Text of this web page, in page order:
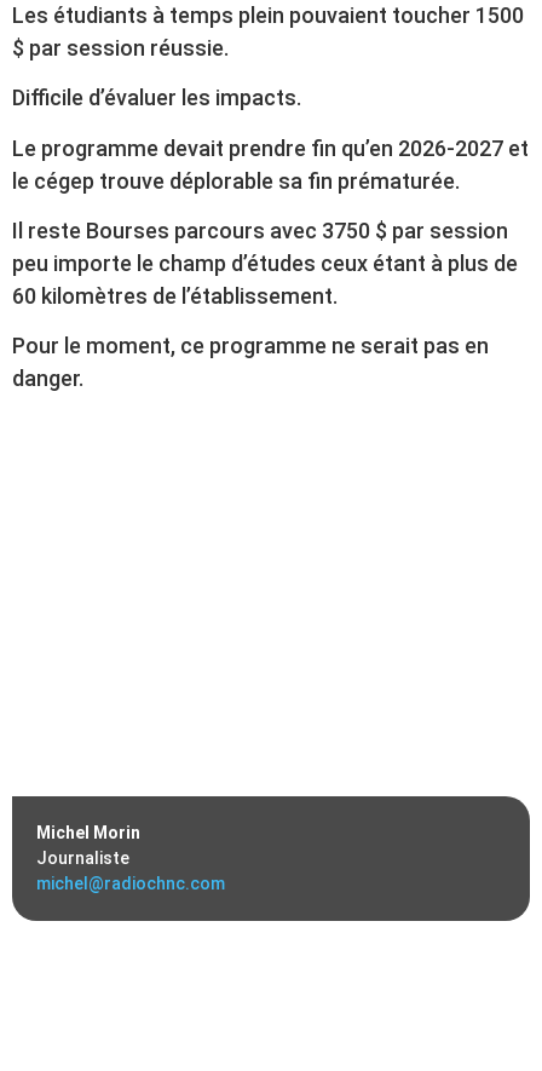
Michel Morin
Journaliste
michel@radiochnc.com
Les étudiants à temps plein pouvaient toucher 1500
$ par session réussie.
Difficile d’évaluer les impacts.
Le programme devait prendre fin qu’en 2026-2027 et
le cégep trouve déplorable sa fin prématurée.
Il reste Bourses parcours avec 3750 $ par session
peu importe le champ d’études ceux étant à plus de
60 kilomètres de l’établissement.
Pour le moment, ce programme ne serait pas en
danger.